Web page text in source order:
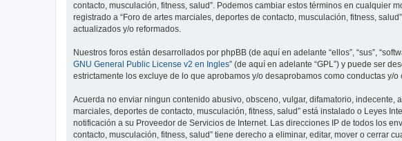
contacto, musculación, fitness, salud”. Podemos cambiar estos términos en
registrado a “Foro de artes marciales, deportes de contacto, musculación, fitness,
actualizados y/o reformados.
Nuestros foros están desarrollados por phpBB (de aquí en adelante “ellos”, “sus”,
GNU General Public License v2 en Ingles” (de aquí en adelante “GPL”) y puede ser
estrictamente los excluye de lo que aprobamos y/o desaprobamos como conductas
Acuerda no enviar ningun contenido abusivo, obsceno, vulgar, difamatorio,
marciales, deportes de contacto, musculación, fitness, salud” está instalado o Leyes
notificación a su Proveedor de Servicios de Internet. Las direcciones IP de todos los
contacto, musculación, fitness, salud” tiene derecho a eliminar, editar, mover o cerrar